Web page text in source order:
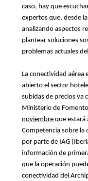
caso, hay que
expertos que, desde
analizando aspectos
plantear soluciones
problemas actuales
La conectividad aérea
abierto el sector
subidas de precios ya
Ministerio de
noviembreque estará
Competencia sobre la
por parte de IAG
información de
que la operación
conectividad del